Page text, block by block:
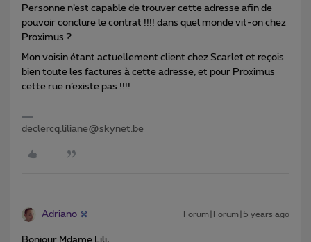
Personne n’est capable de trouver cette adresse afin de
pouvoir conclure le contrat !!!! dans quel monde vit-on chez
Proximus ?
Mon voisin étant actuellement client chez Scarlet et reçois
bien toute les factures à cette adresse, et pour Proximus
cette rue n’existe pas !!!!
declercq.liliane@skynet.be
Adriano Forum|Forum|5 years ago
Bonjour Mdame Lili,